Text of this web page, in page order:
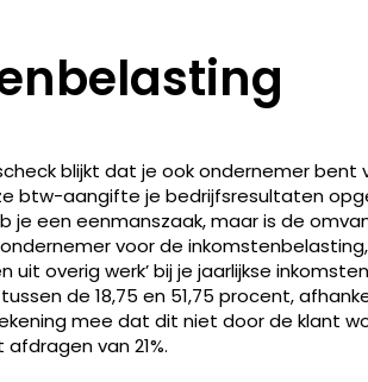
blijkt dat je ook ondernemer bent
btw-aangifte je bedrijfsresultaten
je een eenmanszaak, maar is de
voor de
uit overig werk’ bij je jaarlijkse
de 18,75 en 51,75 procent,
mee dat dit niet door de klant
van 21%.